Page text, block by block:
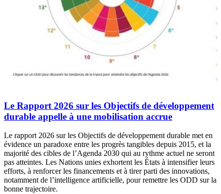
Le Rapport 2026 sur les Objectifs de développement
durable appelle à une mobilisation accrue
Le rapport 2026 sur les Objectifs de développement durable met en
évidence un paradoxe entre les progrès tangibles depuis 2015, et la
majorité des cibles de l’Agenda 2030 qui au rythme actuel ne seront
pas atteintes. Les Nations unies exhortent les États à intensifier leurs
efforts, à renforcer les financements et à tirer parti des innovations,
notamment de l’intelligence artificielle, pour remettre les ODD sur la
bonne trajectoire.